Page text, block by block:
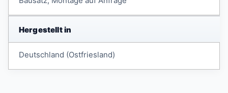
Hergestellt in
Deutschland (Ostfriesland)